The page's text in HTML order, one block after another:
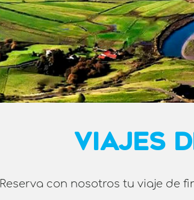
VIAJES
Reserva con nosotros tu viaje de